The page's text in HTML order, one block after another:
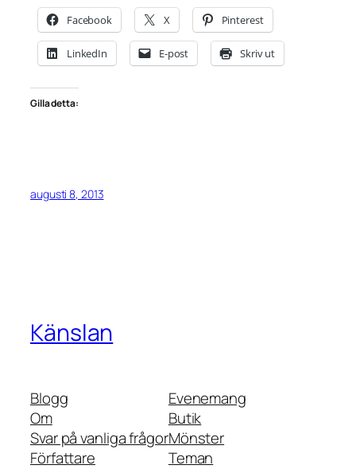
Facebook X Pinterest
LinkedIn E-post Skriv ut
Gilla detta:
augusti 8, 2013
Känslan
Blogg
Om
Svar på vanliga frågor
Författare
Evenemang
Butik
Mönster
Teman